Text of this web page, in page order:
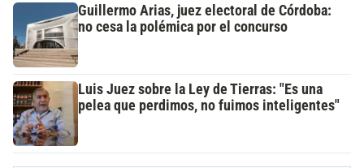
Guillermo Arias, juez electoral de Córdoba:
no cesa la polémica por el concurso
Luis Juez sobre la Ley de Tierras: "Es una
pelea que perdimos, no fuimos inteligentes"